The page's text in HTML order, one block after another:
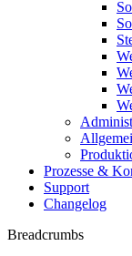
Prozesse &
Support
Changelog
Breadcrumbs